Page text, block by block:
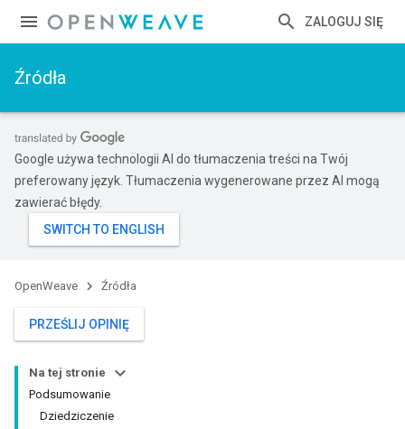
ZALOGUJ SIĘ
Źródła
Google używa technologii AI do tłumaczenia treści na Twój
preferowany język. Tłumaczenia wygenerowane przez AI mogą
zawierać błędy.
OpenWeave Źródła
PRZEŚLIJ OPINIĘ
Na tej stronie
Podsumowanie
Dziedziczenie